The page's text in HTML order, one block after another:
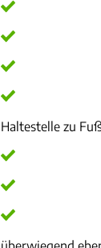
Haltestelle zu